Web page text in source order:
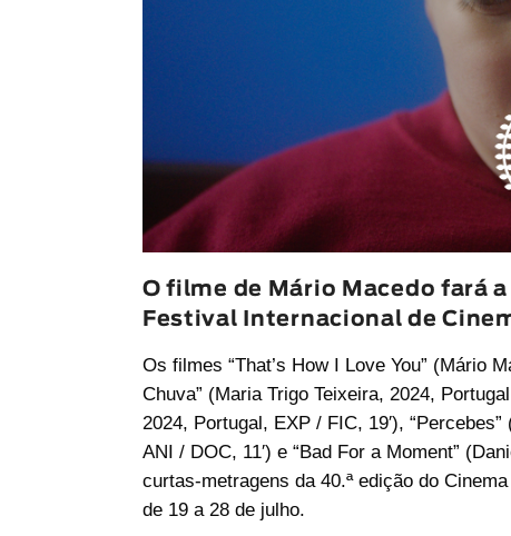
O filme de Mário Macedo fará
Festival Internacional de
Os filmes “That’s How I Love You” (Mário
Chuva” (Maria Trigo Teixeira, 2024,
2024, Portugal, EXP / FIC, 19′), “ Percebes”
ANI / DOC, 11′) e “ Bad For a Moment” (
curtas-metragens da 40.ª edição do
de 19 a 28 de julho.